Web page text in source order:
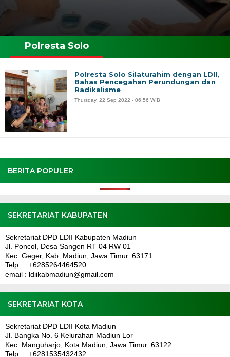
BERITA POPULER
SEKRETARIAT KABUPATEN
Sekretariat DPD LDII Kabupaten Madiun
Jl. Poncol, Desa Sangen RT 04 RW 01
Kec. Geger, Kab. Madiun, Jawa Timur. 63171
Telp : +6285264464520
email : ldiikabmadiun@gmail.com
SEKRETARIAT KOTA
Sekretariat DPD LDII Kota Madiun
Jl. Bangka No. 6 Kelurahan Madiun Lor
Kec. Manguharjo, Kota Madiun, Jawa Timur. 63122
Telp : +6281535432432
Polresta Solo
Polresta Solo Silaturahim dengan LDII,
Bahas Pencegahan Perundungan dan
Radikalisme
Thursday, 22 Sep 2022 - 06:56 WIB